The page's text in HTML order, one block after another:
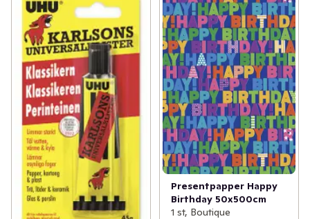
Presentpapper Happy
Birthday 50x500cm
1 st, Boutique